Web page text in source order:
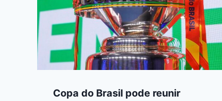
Copa do Brasil pode reunir